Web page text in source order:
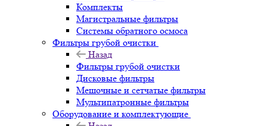
Комплекты
Магистральные фильтры
Системы обратного осмоса
Фильтры грубой очистки
Назад
Фильтры грубой очистки
Дисковые фильтры
Мешочные и сетчатые фильтры
Мультипатронные фильтры
Оборудование и комплектующие